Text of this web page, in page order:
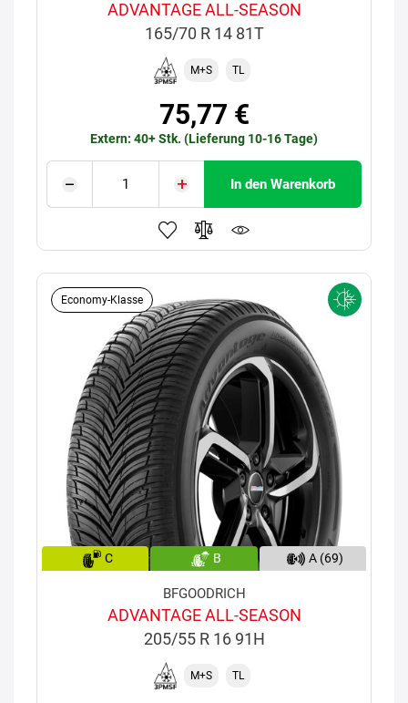
ADVANTAGE ALL-SEASON
165/70 R 14 81T
M+S TL
75,77 €
Extern: 40+ Stk. (Lieferung 10-16 Tage)
In den Warenkorb
Economy-Klasse
C B A (69)
BFGOODRICH
ADVANTAGE ALL-SEASON
205/55 R 16 91H
M+S TL